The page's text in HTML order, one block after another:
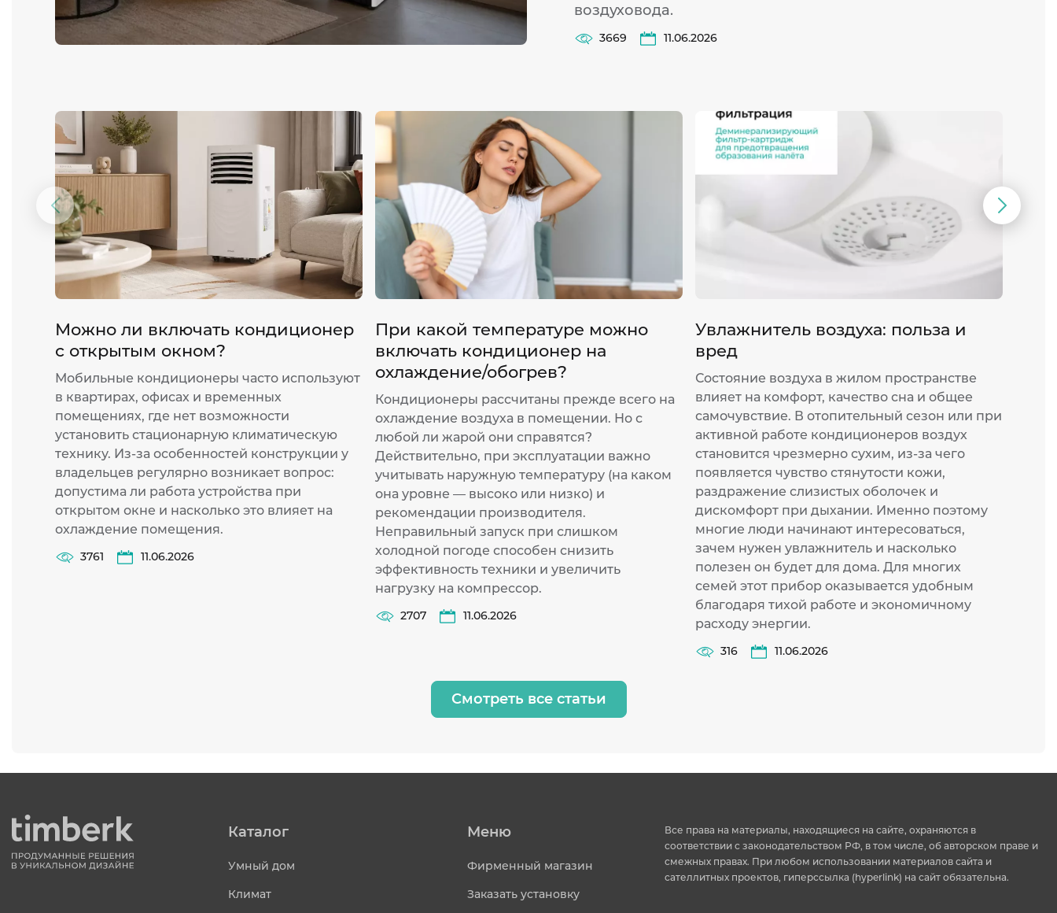
воздуховода.
3669 11.06.2026
Предыдущий
слайд
Можно ли включать кондиционер
с открытым окном?
Мобильные кондиционеры часто используют
в квартирах, офисах и временных
помещениях, где нет возможности
установить стационарную климатическую
технику. Из-за особенностей конструкции у
владельцев регулярно возникает вопрос:
допустима ли работа устройства при
открытом окне и насколько это влияет на
охлаждение помещения.
3761 11.06.2026
При какой температуре можно
включать кондиционер на
охлаждение/обогрев?
Кондиционеры рассчитаны прежде всего на
охлаждение воздуха в помещении. Но с
любой ли жарой они справятся?
Действительно, при эксплуатации важно
учитывать наружную температуру (на каком
она уровне — высоко или низко) и
рекомендации производителя.
Неправильный запуск при слишком
холодной погоде способен снизить
эффективность техники и увеличить
нагрузку на компрессор.
2707 11.06.2026
Увлажнитель воздуха: польза и
вред
Состояние воздуха в жилом пространстве
влияет на комфорт, качество сна и общее
самочувствие. В отопительный сезон или при
активной работе кондиционеров воздух
становится чрезмерно сухим, из-за чего
появляется чувство стянутости кожи,
раздражение слизистых оболочек и
дискомфорт при дыхании. Именно поэтому
многие люди начинают интересоваться,
зачем нужен увлажнитель и насколько
полезен он будет для дома. Для многих
семей этот прибор оказывается удобным
благодаря тихой работе и экономичному
расходу энергии.
316 11.06.2026
Смотреть все статьи
Каталог
Умный дом
Климат
Меню
Фирменный магазин
Заказать установку
Все права на материалы, находящиеся на сайте, охраняются в
соответствии с законодательством РФ, в том числе, об авторском праве и
смежных правах. При любом использовании материалов сайта и
сателлитных проектов, гиперссылка (hyperlink) на сайт обязательна.